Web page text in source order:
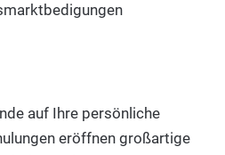
auf Ihre persönliche
eröffnen großartige